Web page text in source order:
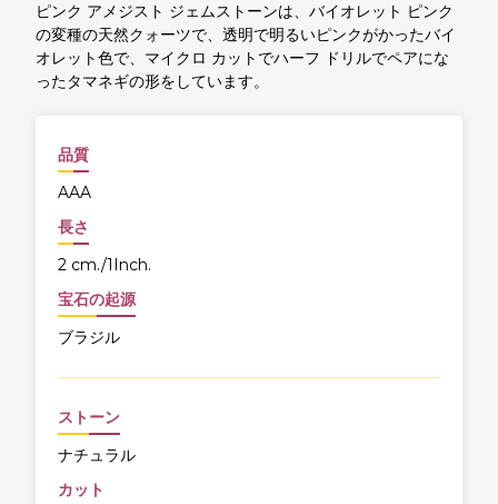
ピンク アメジスト ジェムストーンは、バイオレット ピンク
の変種の天然クォーツで、透明で明るいピンクがかったバイ
オレット色で、マイクロ カットでハーフ ドリルでペアにな
ったタマネギの形をしています。
品質
AAA
長さ
2 cm./1Inch.
宝石の起源
ブラジル
ストーン
ナチュラル
カット